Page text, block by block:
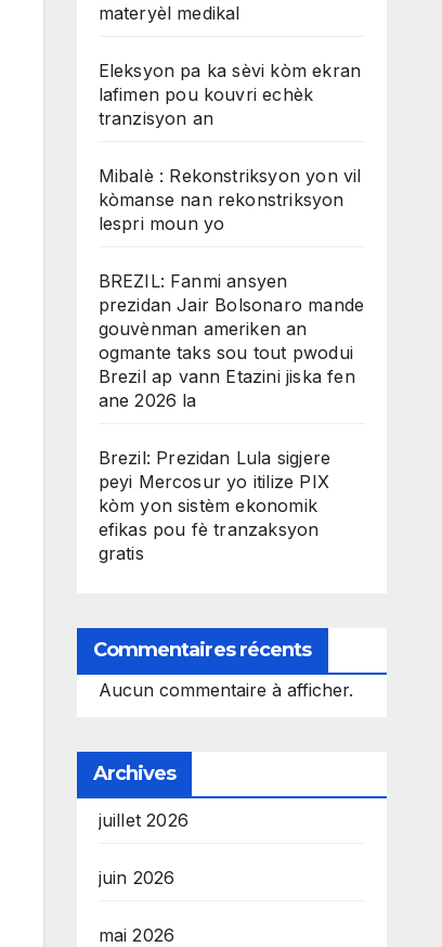
materyèl medikal
Eleksyon pa ka sèvi kòm ekran
lafimen pou kouvri echèk
tranzisyon an
Mibalè : Rekonstriksyon yon vil
kòmanse nan rekonstriksyon
lespri moun yo
BREZIL: Fanmi ansyen
prezidan Jair Bolsonaro mande
gouvènman ameriken an
ogmante taks sou tout pwodui
Brezil ap vann Etazini jiska fen
ane 2026 la
Brezil: Prezidan Lula sigjere
peyi Mercosur yo itilize PIX
kòm yon sistèm ekonomik
efikas pou fè tranzaksyon
gratis
Commentaires récents
Aucun commentaire à afficher.
Archives
juillet 2026
juin 2026
mai 2026